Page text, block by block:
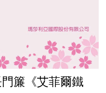
簾《艾菲爾鐵